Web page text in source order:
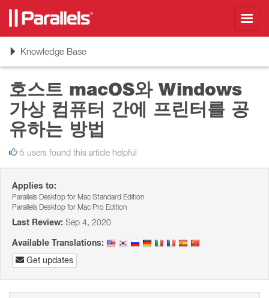
ToggleKnowledge Base
호스트 macOS와 Windows
가상 컴퓨터 간에 프린터를 공
유하는 방법
5 users found this article helpful
Applies to:
Parallels Desktop for Mac Standard Edition
Parallels Desktop for Mac Pro Edition
Last Review: Sep 4, 2020
Available Translations:
Get updates